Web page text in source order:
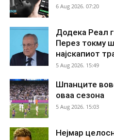
6 Aug 2026. 07:20
Додека Реал
Перез токму
најскапиот
5 Aug 2026. 15:49
Шпанците
оваа сезона
5 Aug 2026. 15:03
Нејмар